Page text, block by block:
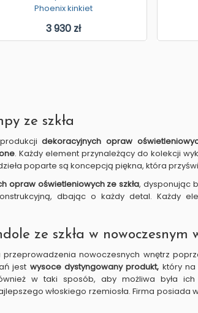
Phoenix kinkiet
3 930 zł
ze szkła
dekoracyjnych opraw
. Każdy element przynależący do kolekcji
poparte są koncepcją piękna, która
opraw oświetleniowych ze szkła, dysponując
dbając o każdy detal. Każdy
ze szkła w nowoczesnym
przeprowadzenia nowoczesnych wnętrz
jest wysoce dystyngowany produkt, który
w taki sposób, aby możliwa była
włoskiego rzemiosła. Firma